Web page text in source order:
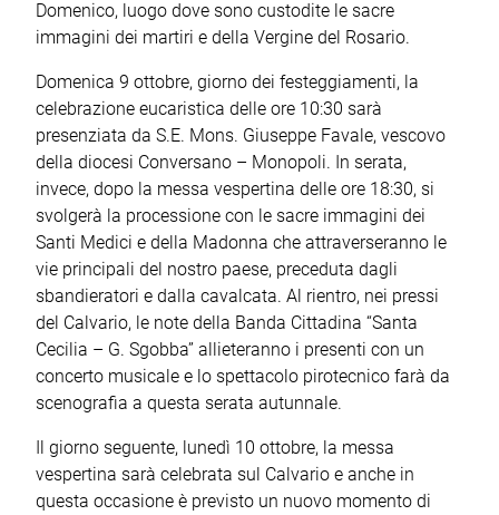
Domenico, luogo dove sono custodite le sacre
immagini dei martiri e della Vergine del Rosario.
Domenica 9 ottobre, giorno dei festeggiamenti, la
celebrazione eucaristica delle ore 10:30 sarà
presenziata da S.E. Mons. Giuseppe Favale, vescovo
della diocesi Conversano – Monopoli. In serata,
invece, dopo la messa vespertina delle ore 18:30, si
svolgerà la processione con le sacre immagini dei
Santi Medici e della Madonna che attraverseranno le
vie principali del nostro paese, preceduta dagli
sbandieratori e dalla cavalcata. Al rientro, nei pressi
del Calvario, le note della Banda Cittadina “Santa
Cecilia – G. Sgobba” allieteranno i presenti con un
concerto musicale e lo spettacolo pirotecnico farà da
scenografia a questa serata autunnale.
Il giorno seguente, lunedì 10 ottobre, la messa
vespertina sarà celebrata sul Calvario e anche in
questa occasione è previsto un nuovo momento di